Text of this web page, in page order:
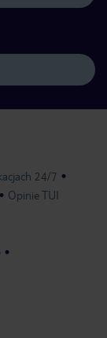
24/7
Opinie TUI